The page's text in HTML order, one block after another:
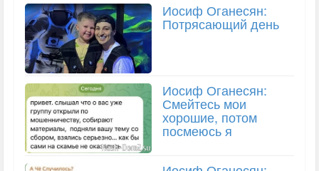
Иосиф Оганесян:
Потрясающий день
Иосиф Оганесян:
Смейтесь мои
хорошие, потом
посмеюсь я